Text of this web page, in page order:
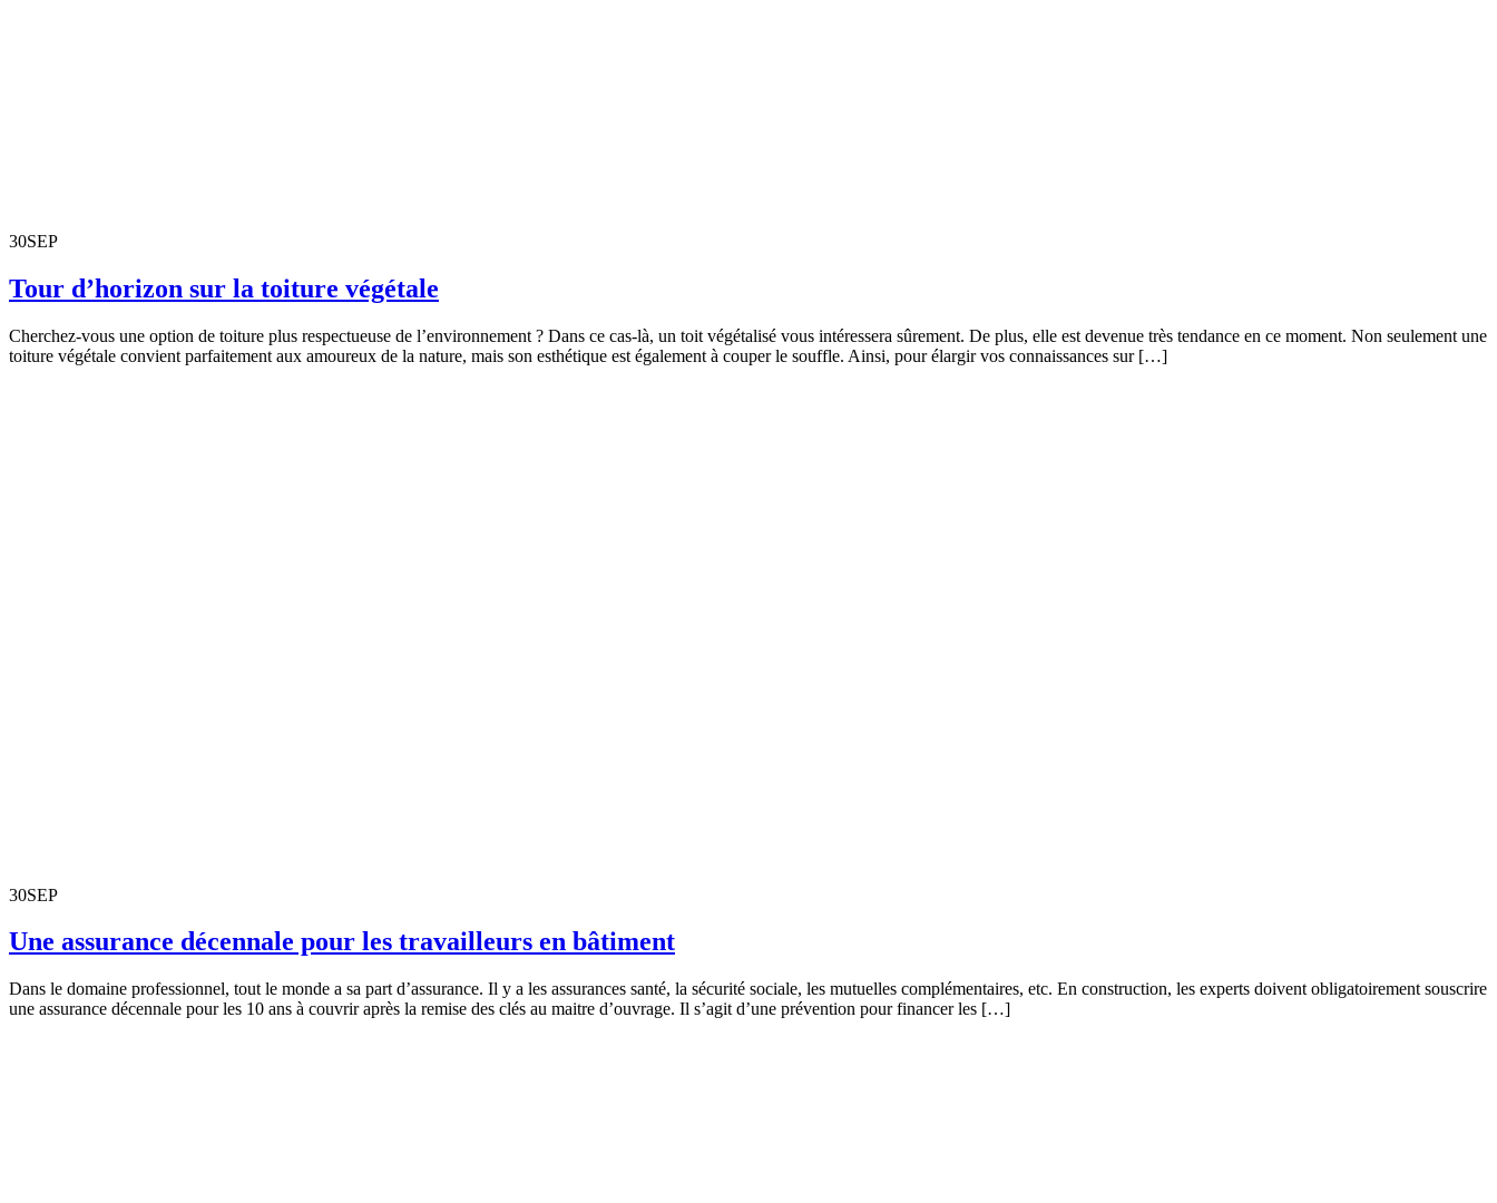
30SEP
Tour d’horizon sur la toiture végétale
Cherchez-vous une option de toiture plus respectueuse de l’environnement ? Dans ce cas-là, un toit végétalisé vous intéressera sûrement. De plus, elle est devenue très tendance en ce moment. Non seulement une
toiture végétale convient parfaitement aux amoureux de la nature, mais son esthétique est également à couper le souffle. Ainsi, pour élargir vos connaissances sur […]
30SEP
Une assurance décennale pour les travailleurs en bâtiment
Dans le domaine professionnel, tout le monde a sa part d’assurance. Il y a les assurances santé, la sécurité sociale, les mutuelles complémentaires, etc. En construction, les experts doivent obligatoirement souscrire
une assurance décennale pour les 10 ans à couvrir après la remise des clés au maitre d’ouvrage. Il s’agit d’une prévention pour financer les […]